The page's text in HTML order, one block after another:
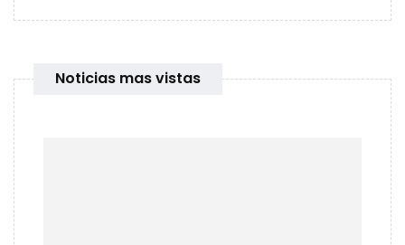
Noticias mas vistas